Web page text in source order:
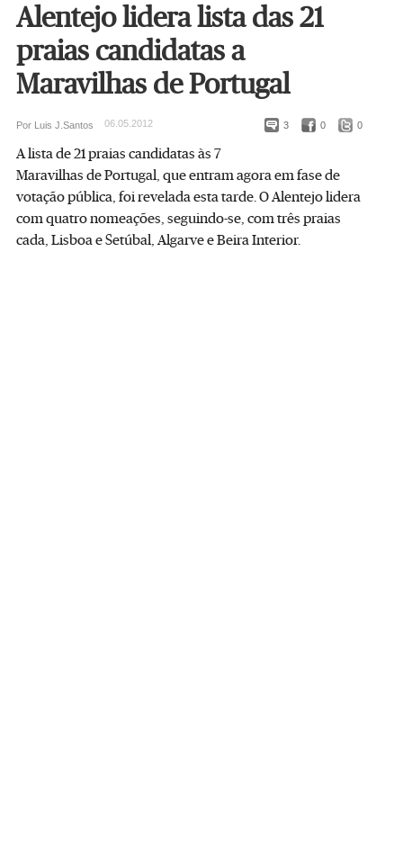
Alentejo lidera lista das 21
praias candidatas a
Maravilhas de Portugal
3 0 0
Por Luis J.Santos 06.05.2012
A lista de 21 praias candidatas às 7
Maravilhas de Portugal, que entram agora em fase de
votação pública, foi revelada esta tarde. O Alentejo lidera
com quatro nomeações, seguindo-se, com três praias
cada, Lisboa e Setúbal, Algarve e Beira Interior.